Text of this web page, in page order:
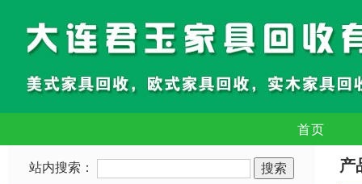
首页
站内搜索： 产